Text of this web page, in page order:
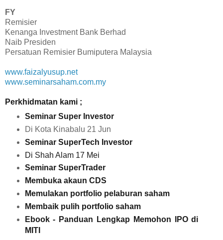
FY
Remisier
Kenanga Investment Bank Berhad
Naib Presiden
Persatuan Remisier Bumiputera Malaysia
www.faizalyusup.net
www.seminarsaham.com.my
Perkhidmatan kami ;
Seminar Super Investor
Di Kota Kinabalu 21 Jun
Seminar SuperTech Investor
Di Shah Alam 17 Mei
Seminar SuperTrader
Membuka akaun CDS
Memulakan portfolio pelaburan saham
Membaik pulih portfolio saham
Ebook - Panduan Lengkap Memohon IPO di
MITI